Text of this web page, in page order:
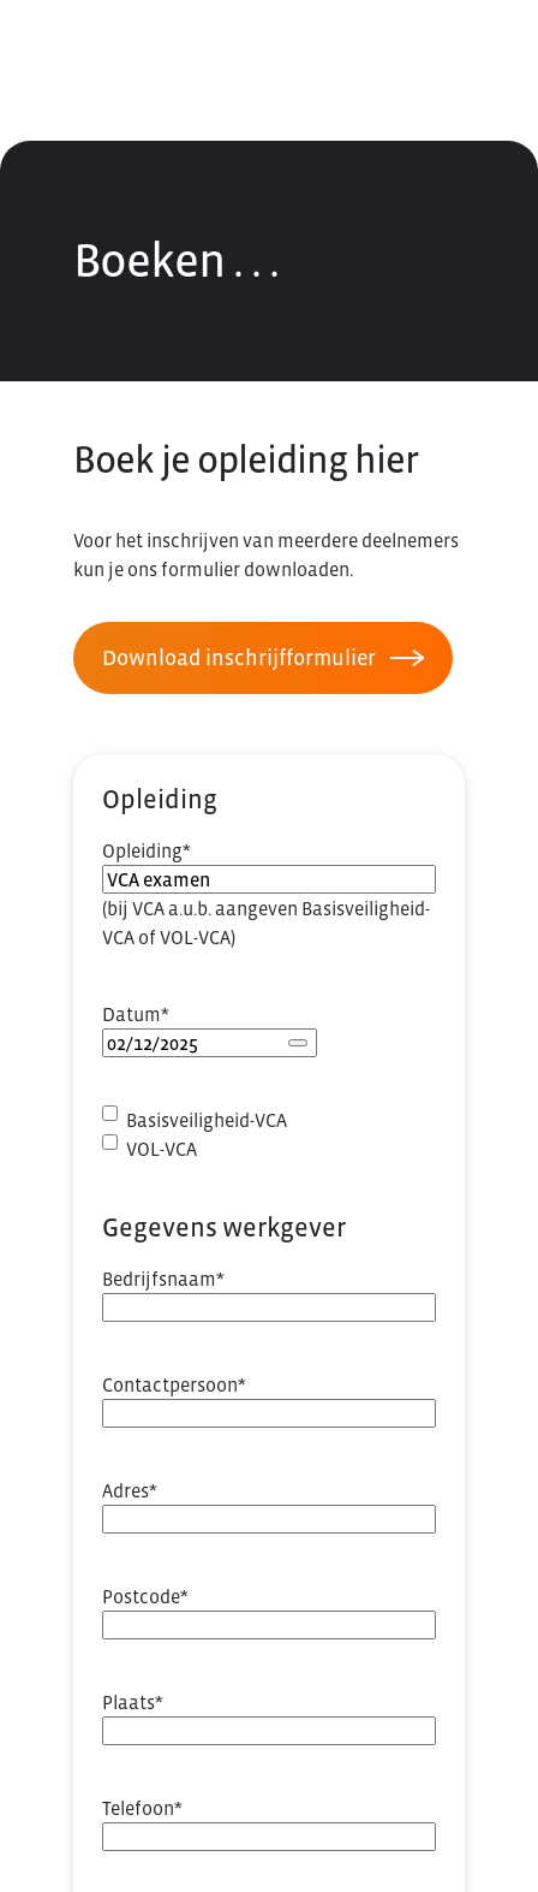
Boeken . . .
Boek je opleiding hier
Voor het inschrijven van meerdere deelnemers
kun je ons formulier downloaden.
Download inschrijfformulier
Opleiding
Opleiding*
(bij VCA a.u.b. aangeven Basisveiligheid-
VCA of VOL-VCA)
Datum*
Basisveiligheid-VCA
VOL-VCA
Gegevens werkgever
Bedrijfsnaam*
Contactpersoon*
Adres*
Postcode*
Plaats*
Telefoon*